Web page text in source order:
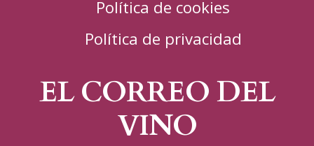
Política de cookies
Política de privacidad
EL CORREO DEL
VINO